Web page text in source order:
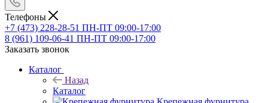
Телефоны
+7 (473) 228-28-51 ПН-ПТ 09:00-17:00
8 (961) 109-06-41 ПН-ПТ 09:00-17:00
Заказать звонок
Каталог
Назад
Каталог